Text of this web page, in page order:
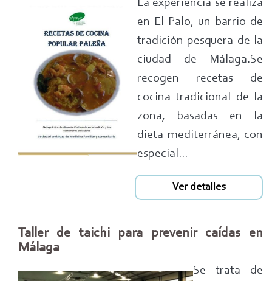
La experiencia se realiza
en El Palo, un barrio de
tradición pesquera de la
ciudad de Málaga.Se
recogen recetas de
cocina tradicional de la
zona, basadas en la
dieta mediterránea, con
especial...
Ver detalles
Taller de taichi para prevenir caídas en
Málaga
Se trata de